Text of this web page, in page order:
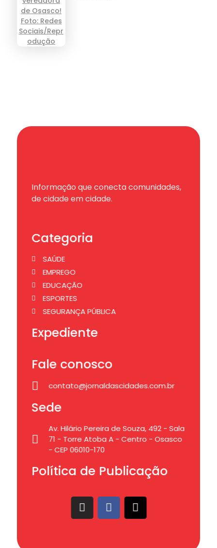
Informação que conecta comunidades,
de cidade em cidade.
Categoria
SAÚDE
EMPREGO
EDUCAÇÃO
ESPORTES
SEGURANÇA PÚBLICA
Expediente
Fale conosco
contato@jornaldascidades.com.br
Sede
Av. Hilário Pereira de Souza, 492 - Sala
71 - Torre Atoba A - Centro - Osasco
- CEP 06010-170
Política de Publicação